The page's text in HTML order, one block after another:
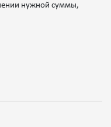
нужной суммы,